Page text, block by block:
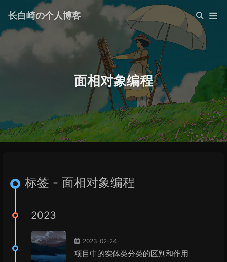
长白崎の个人博客
面相对象编程
标签 - 面相对象编程
2023
2023-02-24
项目中的实体类分类的区别和作用